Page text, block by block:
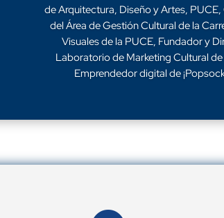
de Arquitectura, Diseño y Artes,
del Área de Gestión Cultural de la
Visuales de la PUCE, Fundador y
Laboratorio de Marketing Cultural
Emprendedor digital de